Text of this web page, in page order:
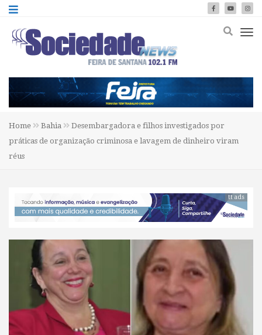
Home Bahia
Desembargadora e filhos investigados por
práticas de organização criminosa e lavagem de dinheiro viram
réus
tt ads